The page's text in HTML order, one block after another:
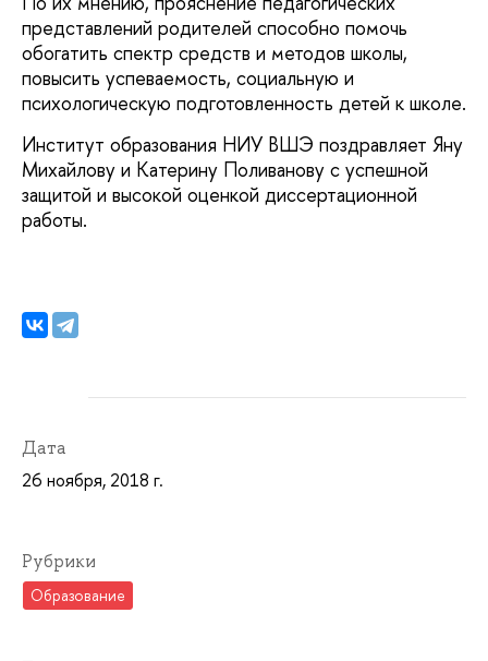
представлений родителей способно помочь
обогатить спектр средств и методов школы,
повысить успеваемость, социальную и
психологическую подготовленность детей к школе.
Институт образования НИУ ВШЭ поздравляет Яну
Михайлову и Катерину Поливанову с успешной
защитой и высокой оценкой диссертационной
работы.
Дата
26 ноября, 2018 г.
Рубрики
Образование